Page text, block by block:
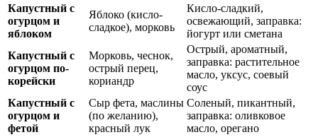
Капустный с
огурцом и
яблоком
Яблоко (кисло-
сладкое), морковь
Кисло-сладкий,
освежающий, заправка:
йогурт или сметана
Капустный с
огурцом по-
корейски
Морковь, чеснок,
острый перец,
кориандр
Острый, ароматный,
заправка: растительное
масло, уксус, соевый
соус
Капустный с
огурцом и
фетой
Сыр фета, маслины
(по желанию),
красный лук
Соленый, пикантный,
заправка: оливковое
масло, орегано